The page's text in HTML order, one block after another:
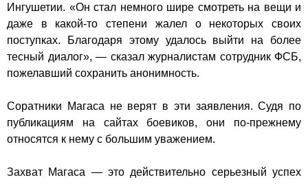
Ингушетии. «Он стал немного шире смотреть на вещи и
даже в какой-то степени жалел о некоторых своих
поступках. Благодаря этому удалось выйти на более
тесный диалог», — сказал журналистам сотрудник ФСБ,
пожелавший сохранить анонимность.
Соратники Магаса не верят в эти заявления. Судя по
публикациям на сайтах боевиков, они по-прежнему
относятся к нему с большим уважением.
Захват Магаса — это действительно серьезный успех